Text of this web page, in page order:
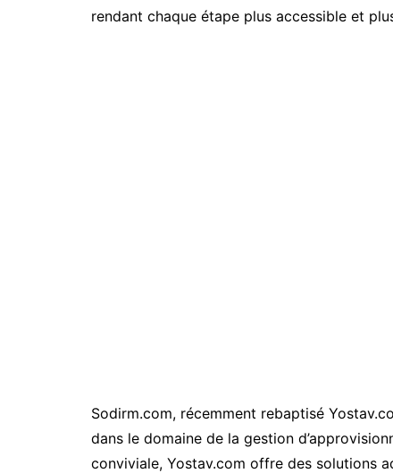
rendant chaque étape plus accessible et
Sodirm.com, récemment rebaptisé
dans le domaine de la gestion
conviviale, Yostav.com offre des solutions